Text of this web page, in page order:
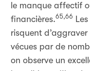
le manque affectif
financières.65,66
risquent
vécues par de
on observe un